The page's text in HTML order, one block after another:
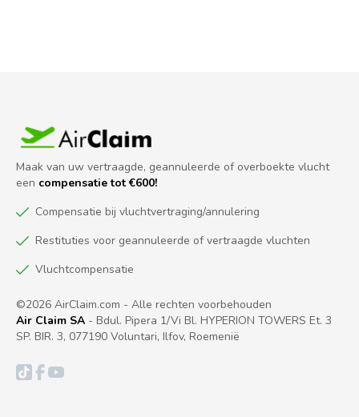
Maak van uw vertraagde, geannuleerde of overboekte vlucht
een compensatie tot €600!
Compensatie bij vluchtvertraging/annulering
Restituties voor geannuleerde of vertraagde vluchten
Vluchtcompensatie
©2026 AirClaim.com - Alle rechten voorbehouden
Air Claim SA - Bdul. Pipera 1/Vi Bl. HYPERION TOWERS Et. 3
SP. BIR. 3, 077190 Voluntari, Ilfov, Roemenië